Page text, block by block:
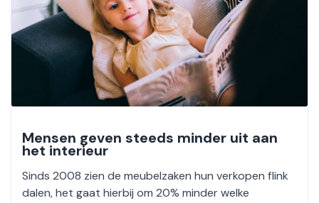
Mensen geven steeds minder uit aan
het interieur
Sinds 2008 zien de meubelzaken hun verkopen flink
dalen, het gaat hierbij om 20% minder welke